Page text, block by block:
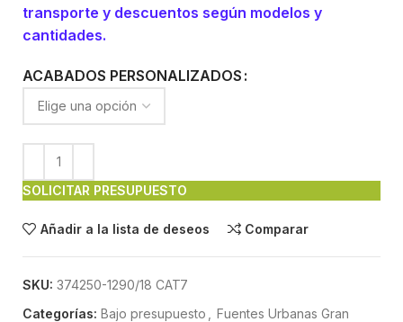
transporte y descuentos según modelos y
cantidades.
ACABADOS PERSONALIZADOS
SOLICITAR PRESUPUESTO
Añadir a la lista de deseos Comparar
SKU: 374250-1290/18 CAT7
Categorías: Bajo presupuesto
Fuentes Urbanas Gran